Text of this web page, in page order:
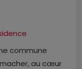
commune
au cœur